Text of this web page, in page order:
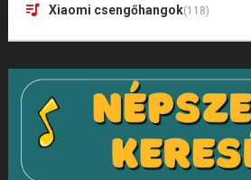
Xiaomi csengőhangok(118)